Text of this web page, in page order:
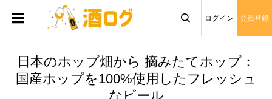
ログイン 会員登録
日本のホップ畑から 摘みたてホップ：
国産ホップを100%使用したフレッシュ
なビール